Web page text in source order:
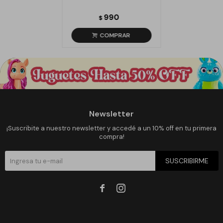
$ 990
Newsletter
¡Suscribite a nuestro newsletter y accedé a un 10% off en tu primera
compra!
SUSCRIBIRME
 